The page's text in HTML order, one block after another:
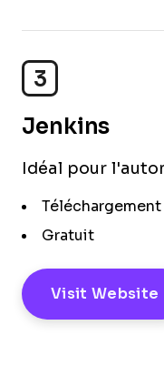
3
Jenkins
Idéal pour
Gratuit
Visit Website